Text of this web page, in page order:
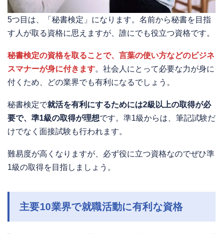
5つ目は、「秘書検定」になります。名前から秘書を目指
す人が取る資格に思えますが、誰にでも役立つ資格です。
秘書検定の資格を取ることで、言葉の使い方などのビジネ
スマナーが身に付きます。社会人にとって必要な力が身に
付くため、どの業界でも有利になるでしょう。
秘書検定で就活を有利にするためには2級以上の取得が必
要で、準1級の取得が理想です。準1級からは、筆記試験だ
けでなく面接試験も行われます。
難易度が高くなりますが、必ず役に立つ資格なのでぜひ準
1級の取得を目指しましょう。
主要10業界で就職活動に有利な資格